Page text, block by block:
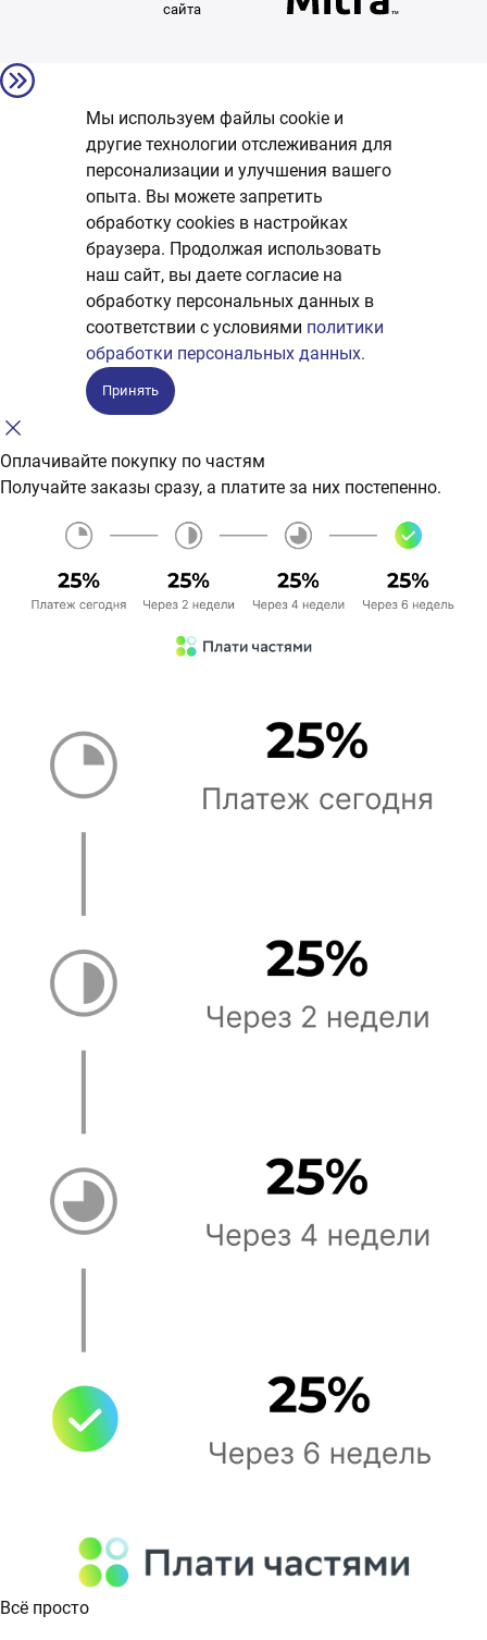
сайта
Мы используем файлы cookie и
другие технологии отслеживания для
персонализации и улучшения вашего
опыта. Вы можете запретить
обработку сookies в настройках
браузера. Продолжая использовать
наш сайт, вы даете согласие на
обработку персональных данных в
соответствии с условиями политики
обработки персональных данных.
Принять
Оплачивайте покупку по частям
Получайте заказы сразу, а платите за них постепенно.
Всё просто